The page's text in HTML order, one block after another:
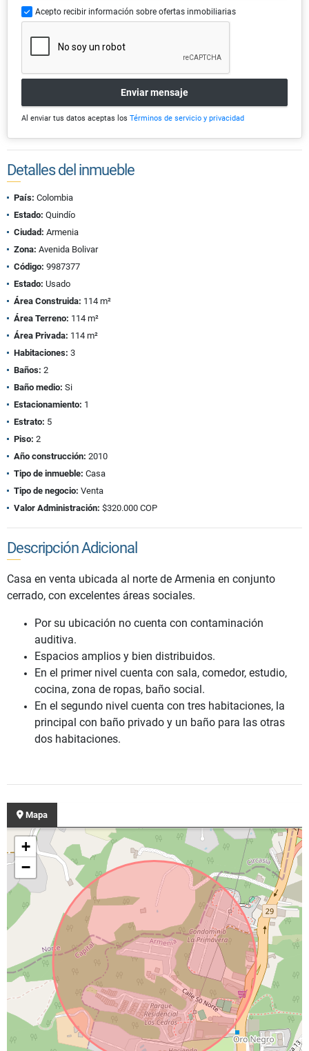
Acepto recibir información sobre ofertas inmobiliarias
Enviar mensaje
Al enviar tus datos aceptas los Términos de servicio y privacidad
Detalles del inmueble
País: Colombia
Estado: Quindío
Ciudad: Armenia
Zona: Avenida Bolivar
Código: 9987377
Estado: Usado
Área Construida: 114 m²
Área Terreno: 114 m²
Área Privada: 114 m²
Habitaciones: 3
Baños: 2
Baño medio: Si
Estacionamiento: 1
Estrato: 5
Piso: 2
Año construcción: 2010
Tipo de inmueble: Casa
Tipo de negocio: Venta
Valor Administración: $320.000 COP
Descripción Adicional
Casa en venta ubicada al norte de Armenia en conjunto
cerrado, con excelentes áreas sociales.
Por su ubicación no cuenta con contaminación
auditiva.
Espacios amplios y bien distribuidos.
En el primer nivel cuenta con sala, comedor, estudio,
cocina, zona de ropas, baño social.
En el segundo nivel cuenta con tres habitaciones, la
principal con baño privado y un baño para las otras
dos habitaciones.
Mapa
+
−